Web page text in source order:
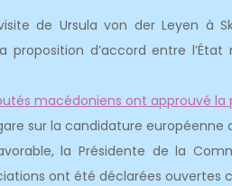
de Ursula von der Leyen à
proposition d’accord entre
macédoniens ont approuvé la
sur la candidature européenne
la Présidente de la
ont été déclarées ouvertes